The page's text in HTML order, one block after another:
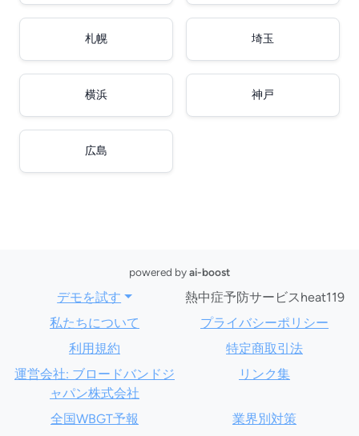
札幌 埼玉
横浜 神戸
広島
powered byai-boost
デモを試す
熱中症予防サービスheat119
私たちについて
プライバシーポリシー
利用規約
特定商取引法
運営会社: ブロードバンドジ
ャパン株式会社
リンク集
全国WBGT予報 業界別対策